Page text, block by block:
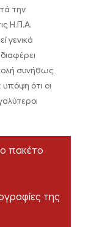
την
Η.Π.Α.
γενικά
συνήθως
ότι οι
πακέτο
της